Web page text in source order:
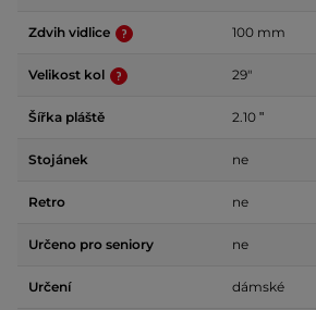
Zdvih vidlice 100 mm
Velikost kol 29"
Šířka pláště 2.10 ʺ
Stojánek ne
Retro ne
Určeno pro seniory ne
Určení dámské